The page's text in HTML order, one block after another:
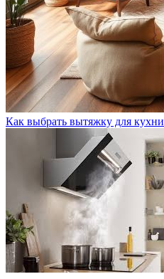
Как выбрать вытяжку для кухни